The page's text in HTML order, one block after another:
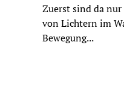
Zuerst sind da
von Lichtern im
Bewegung...